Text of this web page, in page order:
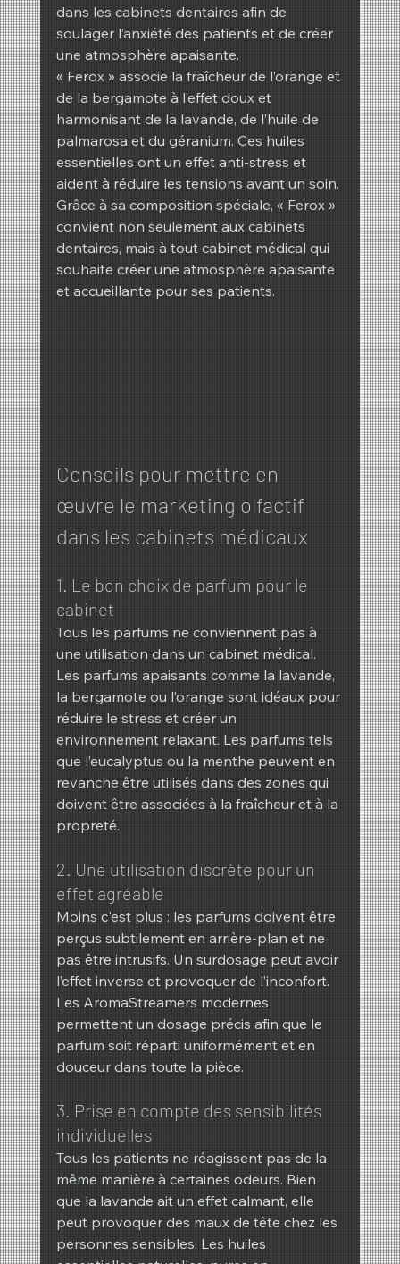
dans les cabinets dentaires afin de
soulager l’anxiété des patients et de créer
une atmosphère apaisante.
« Ferox » associe la fraîcheur de l’orange et
de la bergamote à l’effet doux et
harmonisant de la lavande, de l’huile de
palmarosa et du géranium. Ces huiles
essentielles ont un effet anti-stress et
aident à réduire les tensions avant un soin.
Grâce à sa composition spéciale, « Ferox »
convient non seulement aux cabinets
dentaires, mais à tout cabinet médical qui
souhaite créer une atmosphère apaisante
et accueillante pour ses patients.
Conseils pour mettre en
œuvre le marketing olfactif
dans les cabinets médicaux
1. Le bon choix de parfum pour le
cabinet
Tous les parfums ne conviennent pas à
une utilisation dans un cabinet médical.
Les parfums apaisants comme la lavande,
la bergamote ou l’orange sont idéaux pour
réduire le stress et créer un
environnement relaxant. Les parfums tels
que l’eucalyptus ou la menthe peuvent en
revanche être utilisés dans des zones qui
doivent être associées à la fraîcheur et à la
propreté.
2. Une utilisation discrète pour un
effet agréable
Moins c'est plus : les parfums doivent être
perçus subtilement en arrière-plan et ne
pas être intrusifs. Un surdosage peut avoir
l’effet inverse et provoquer de l’inconfort.
Les AromaStreamers modernes
permettent un dosage précis afin que le
parfum soit réparti uniformément et en
douceur dans toute la pièce.
3. Prise en compte des sensibilités
individuelles
Tous les patients ne réagissent pas de la
même manière à certaines odeurs. Bien
que la lavande ait un effet calmant, elle
peut provoquer des maux de tête chez les
personnes sensibles. Les huiles